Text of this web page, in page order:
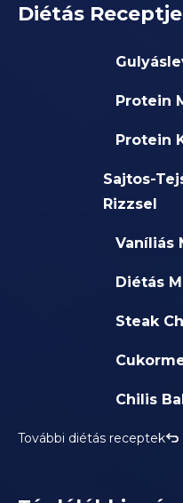
Diétás
Protein
Protein
Sajtos-
Rizzsel
Vaníliás
Diétás
Steak
Chilis
További diétás receptek